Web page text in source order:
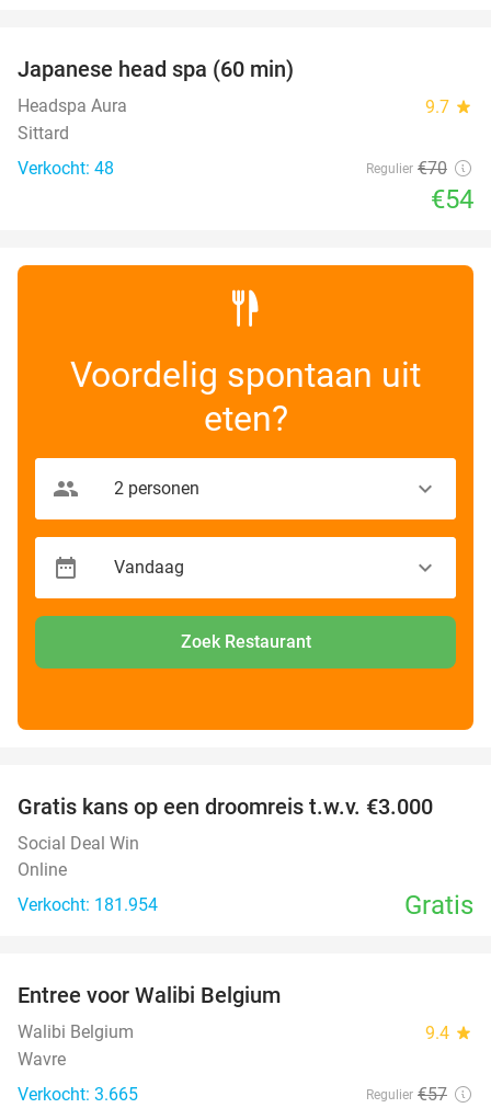
Japanese head spa (60 min)
Headspa Aura 9.7 star
Sittard
Verkocht: 48
Regulier €70
€54
Voordelig spontaan uit
eten?
Zoek Restaurant
Gratis kans op een droomreis t.w.v. €3.000
Social Deal Win
Online
Verkocht: 181.954
Gratis
Entree voor Walibi Belgium
Walibi Belgium 9.4 star
Wavre
Verkocht: 3.665
Regulier €57